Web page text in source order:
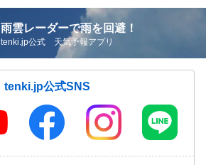
雨雲レーダーで雨を回避！
tenki.jp公式 天気予報アプリ
tenki.jp公式SNS